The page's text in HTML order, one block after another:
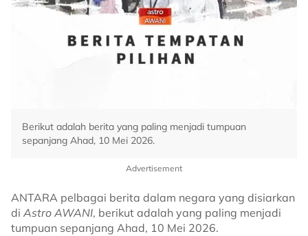
Berikut adalah berita yang paling menjadi tumpuan
sepanjang Ahad, 10 Mei 2026.
Advertisement
ANTARA pelbagai berita dalam negara yang disiarkan
di Astro AWANI, berikut adalah yang paling menjadi
tumpuan sepanjang Ahad, 10 Mei 2026.